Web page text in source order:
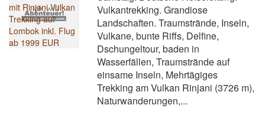
Vulkantrekking. Grandiose
Landschaften. Traumstrände, Inseln,
Vulkane, bunte Riffs, Delfine,
Dschungeltour, baden in
Wasserfällen, Traumstrände auf
einsame Inseln, Mehrtägiges
Trekking am Vulkan Rinjani (3726 m),
Naturwanderungen,...